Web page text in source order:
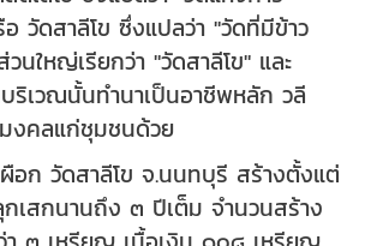
วัดสาลีโข ซึ่งแปลว่า "วัดที่มีข้าว
นใหญ่เรียกว่า "วัดสาลีโข" และ
ริเวณนั้นทำนาเป็นอาชีพหลัก วลี
งคลแก่ชุมชนด้วย
อก วัดสาลีโข จ.นนทบุรี สร้างตั้งแต่
สกนานถึง ๓ ปีเต็ม จำนวนสร้าง